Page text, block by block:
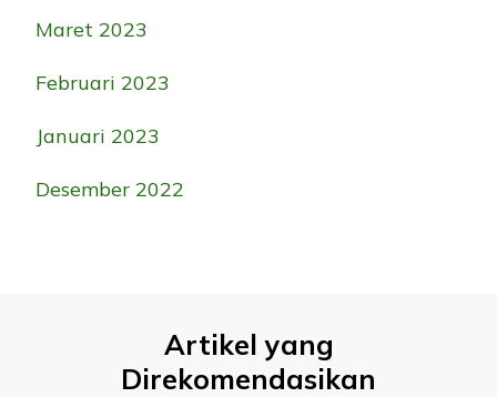
Maret 2023
Februari 2023
Januari 2023
Desember 2022
Artikel yang
Direkomendasikan